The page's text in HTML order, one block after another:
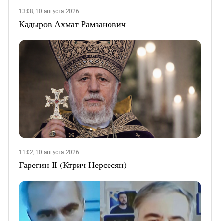
13:08, 10 августа 2026
Кадыров Ахмат Рамзанович
11:02, 10 августа 2026
Гарегин II (Ктрич Нерсесян)